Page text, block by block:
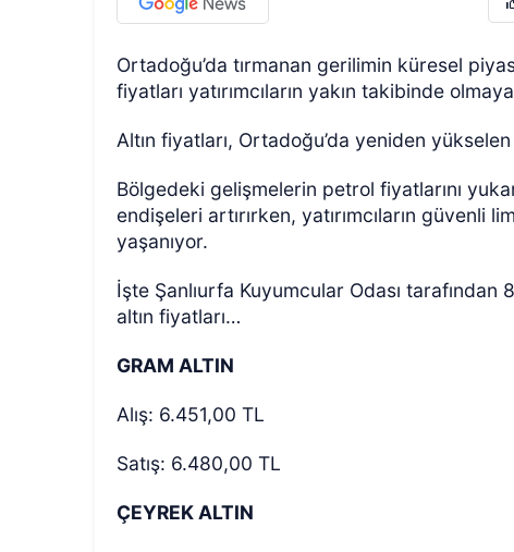
Ortadoğu’da tırmanan gerilimin küresel
fiyatları yatırımcıların yakın takibinde
Altın fiyatları, Ortadoğu’da yeniden
Bölgedeki gelişmelerin petrol fiyatlarını
endişeleri artırırken, yatırımcıların güvenli
yaşanıyor.
İşte Şanlıurfa Kuyumcular Odası
altın fiyatları…
GRAM ALTIN
Alış: 6.451,00 TL
Satış: 6.480,00 TL
ÇEYREK ALTIN